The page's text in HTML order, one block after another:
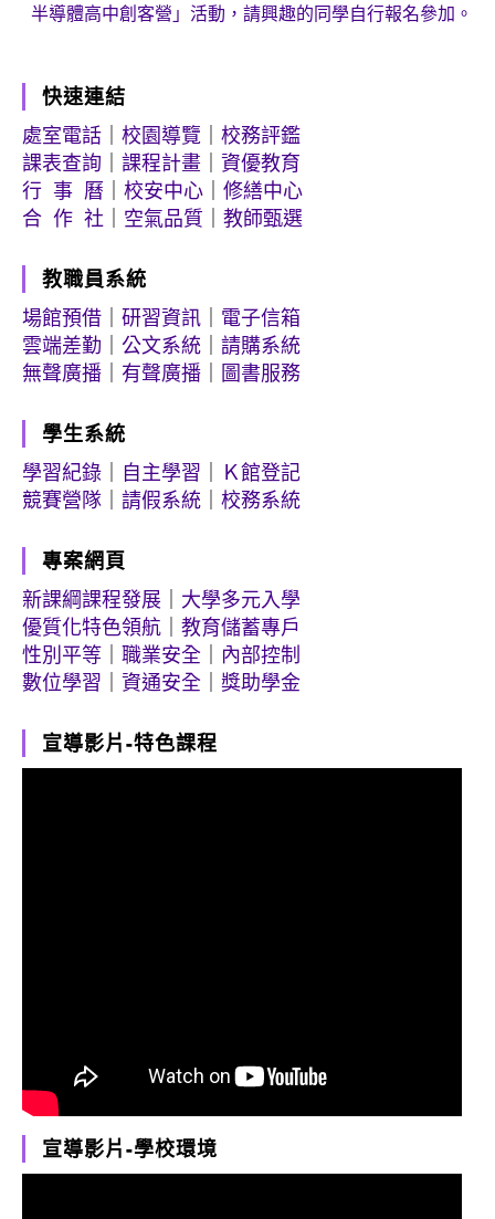
半導體高中創客營」活動，請興趣的同學自行報名參加。
快速連結
處室電話
校園導覽
校務評鑑
課表查詢
課程計畫
資優教育
行 事 曆
校安中心
修繕中心
合 作 社
空氣品質 教師甄選
教職員系統
場館預借
研習資訊
電子信箱
雲端差勤
公文系統
請購系統
無聲廣播
有聲廣播 圖書服務
學生系統
學習紀錄
自主學習
Ｋ館登記
競賽營隊
請假系統 校務系統
專案網頁
新課綱課程發展
大學多元入學
優質化特色領航
教育儲蓄專戶
性別平等
職業安全
內部控制
數位學習
資通安全 獎助學金
宣導影片-特色課程
宣導影片-學校環境